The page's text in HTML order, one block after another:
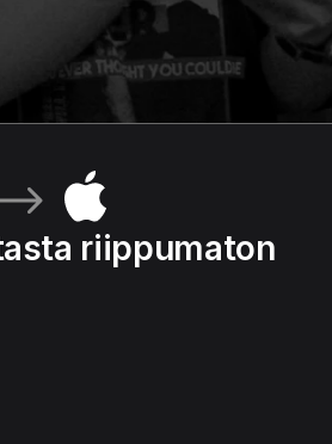
riippumaton